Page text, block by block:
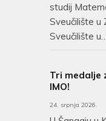
studij
Sveučilište u
Sveučilište
Tri medalje
IMO!
24. srpnja 2026.